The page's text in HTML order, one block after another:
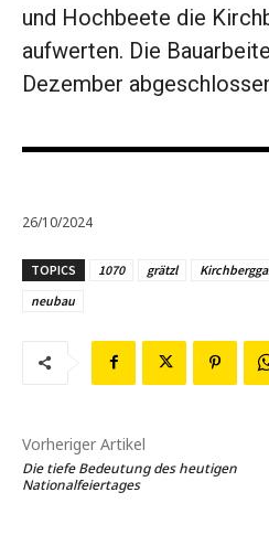
und Hochbeete die
aufwerten. Die
Dezember
26/10/2024
TOPICS 1070 grätzl
neubau
Vorheriger Artikel
Die tiefe Bedeutung des heutigen
Nationalfeiertages